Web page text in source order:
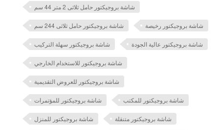
شاشة بروجيكتور حامل ثلاثى 2 متر 44 سم
شاشة بروجيكتور حامل ثلاثى 244 سم شاشة بروجيكتور رخيصة
شاشة بروجيكتور سهلة التركيب شاشة بروجيكتور عالية الجودة
شاشة بروجيكتور للاستخدام الخارجي
شاشة بروجيكتور للعروض التقديمية
شاشة بروجيكتور للمؤتمرات شاشة بروجيكتور للمكتب
شاشة بروجيكتور للمنزل شاشة بروجيكتور متنقلة